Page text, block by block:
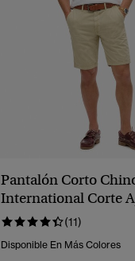
Pantalón Corto
International Corte
(11)
Disponible En Más Colores